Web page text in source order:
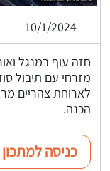
10/1/2024
חזה עוף במנגל
מזרחי עם תיבול
לארוחת צהריים
הכנה.
כניסה למתכון